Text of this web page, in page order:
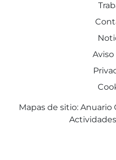
Aviso
Mapas de sitio: Anuario
Actividades